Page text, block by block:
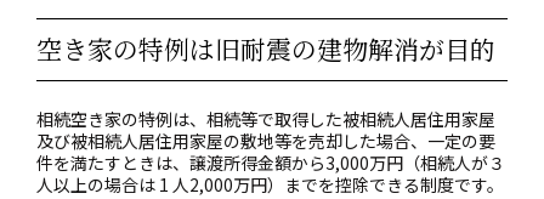
空き家の特例は旧耐震の建物解消が目的
相続空き家の特例は、相続等で取得した被相続人居住用家屋
及び被相続人居住用家屋の敷地等を売却した場合、一定の要
件を満たすときは、譲渡所得金額から3,000万円（相続人が３
人以上の場合は 1 人2,000万円）までを控除できる制度です。